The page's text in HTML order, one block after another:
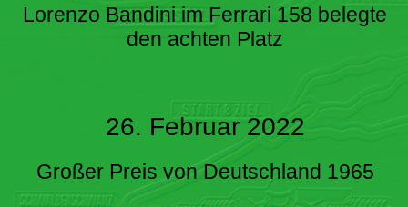
Lorenzo Bandini im Ferrari 158 belegte
den achten Platz
26. Februar 2022
Großer Preis von Deutschland 1965